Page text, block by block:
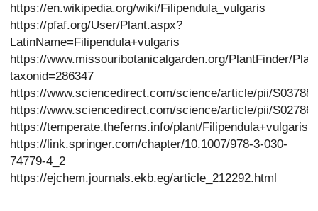
https://en.wikipedia.org/wiki/Filipendula_vulgaris
https://pfaf.org/User/Plant.aspx?
LatinName=Filipendula+vulgaris
https://www.missouribotanicalgarden.org/PlantFinder/
taxonid=286347
https://www.sciencedirect.com/science/article/pii/
https://www.sciencedirect.com/science/article/pii/
https://temperate.theferns.info/plant/Filipendula+vulgaris
https://link.springer.com/chapter/10.1007/978-3-030-
74779-4_2
https://ejchem.journals.ekb.eg/article_212292.html